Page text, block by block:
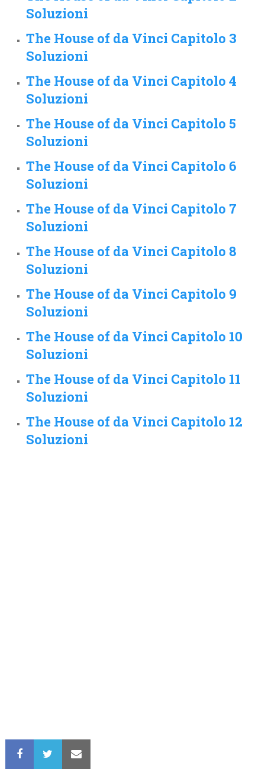
Soluzioni
The House of da Vinci Capitolo 3
Soluzioni
The House of da Vinci Capitolo 4
Soluzioni
The House of da Vinci Capitolo 5
Soluzioni
The House of da Vinci Capitolo 6
Soluzioni
The House of da Vinci Capitolo 7
Soluzioni
The House of da Vinci Capitolo 8
Soluzioni
The House of da Vinci Capitolo 9
Soluzioni
The House of da Vinci Capitolo 10
Soluzioni
The House of da Vinci Capitolo 11
Soluzioni
The House of da Vinci Capitolo 12
Soluzioni